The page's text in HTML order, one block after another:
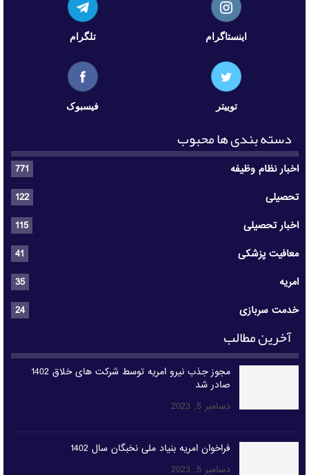
اینستاگرام تلگرام
توییتر فیسبوک
دسته بندی ها محبوب
اخبار نظام وظیفه
771
تحصیلی
122
اخبار تحصیلی
115
معافیت پزشکی
41
امریه
35
خدمت سربازی
24
آخرین مطالب
مجوز جذب نیرو امریه توسط شرکت های خلاق 1402
صادر شد
دسامبر 5, 2023
فراخوان امریه بنیاد ملی نخبگان سال 1402
دسامبر 5, 2023